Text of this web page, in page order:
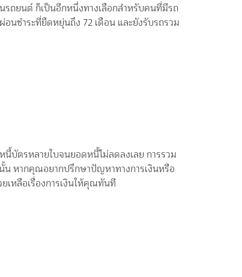
รถยนต์ ก็เป็นอีกหนึ่งทางเลือกสำหรับคนที่มีรถ
อนชำระที่ยืดหยุ่นถึง 72 เดือน และยังรับรถรวม
บัตรหลายใบจนยอดหนี้ไม่ลดลงเลย การรวม
น หากคุณอยากปรึกษาปัญหาทางการเงินหรือ
เหลือเรื่องการเงินให้คุณทันที